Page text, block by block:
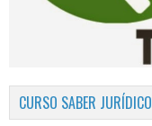
CURSO SABER JURÍDICO